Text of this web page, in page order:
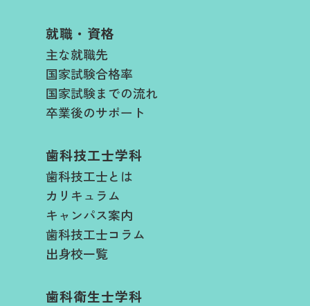
就職・資格
主な就職先
国家試験合格率
国家試験までの流れ
卒業後のサポート
歯科技工士学科
歯科技工士とは
カリキュラム
キャンパス案内
歯科技工士コラム
出身校一覧
歯科衛生士学科